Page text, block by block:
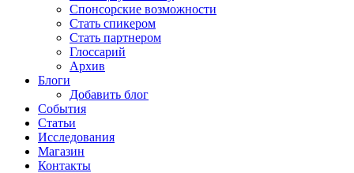
Спонсорские возможности
Стать спикером
Стать партнером
Глоссарий
Архив
Блоги
Добавить блог
События
Статьи
Исследования
Магазин
Контакты